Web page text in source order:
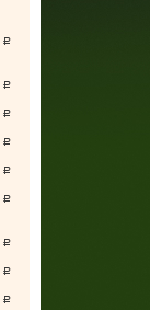
руб.
руб.
руб.
руб.
руб.
руб.
руб.
руб.
руб.